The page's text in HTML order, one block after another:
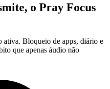
o Pray Focus
ativa. Bloqueio de apps, diário e
que apenas áudio não